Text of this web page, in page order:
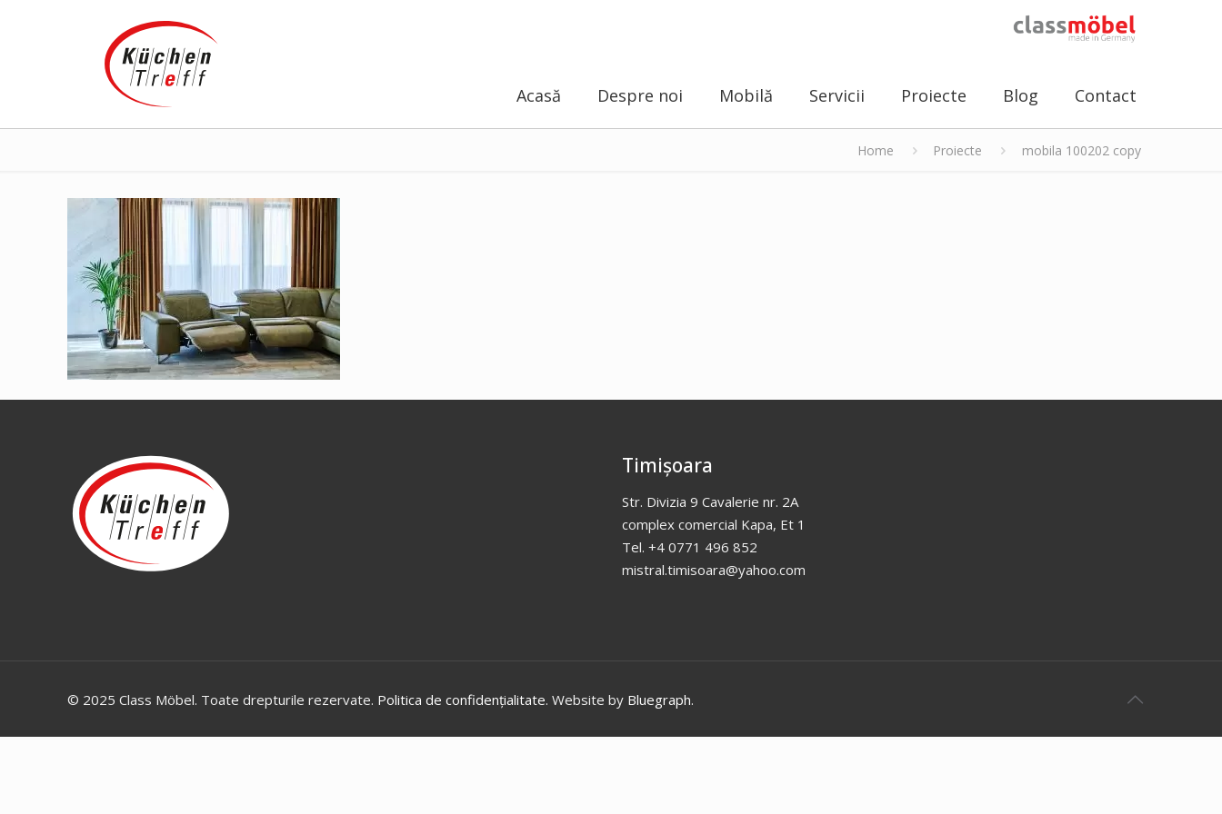
Acasă Despre noi Mobilă Servicii Proiecte Blog Contact
Home Proiecte mobila 100202 copy
Timișoara
Str. Divizia 9 Cavalerie nr. 2A
complex comercial Kapa, Et 1
Tel. +4 0771 496 852
mistral.timisoara@yahoo.com
© 2025 Class Möbel. Toate drepturile rezervate. Politica de confidențialitate. Website by Bluegraph.